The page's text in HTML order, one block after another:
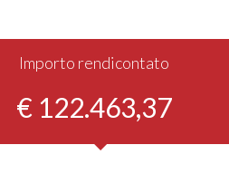
Importo rendicontato
€ 122.463,37